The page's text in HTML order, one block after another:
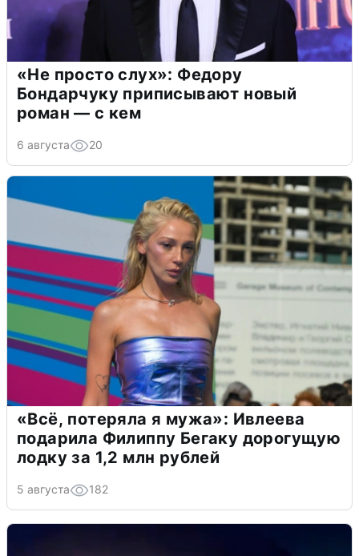
«Не просто слух»: Федору
Бондарчуку приписывают новый
роман — с кем
6 августа 20
«Всё, потеряла я мужа»: Ивлеева
подарила Филиппу Бегаку дорогущую
лодку за 1,2 млн рублей
5 августа 182